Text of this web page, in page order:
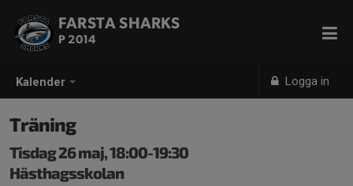
Kalender Logga in
FARSTA SHARKS
P 2014
Träning
Tisdag 26 maj, 18:00-19:30
Hästhagsskolan